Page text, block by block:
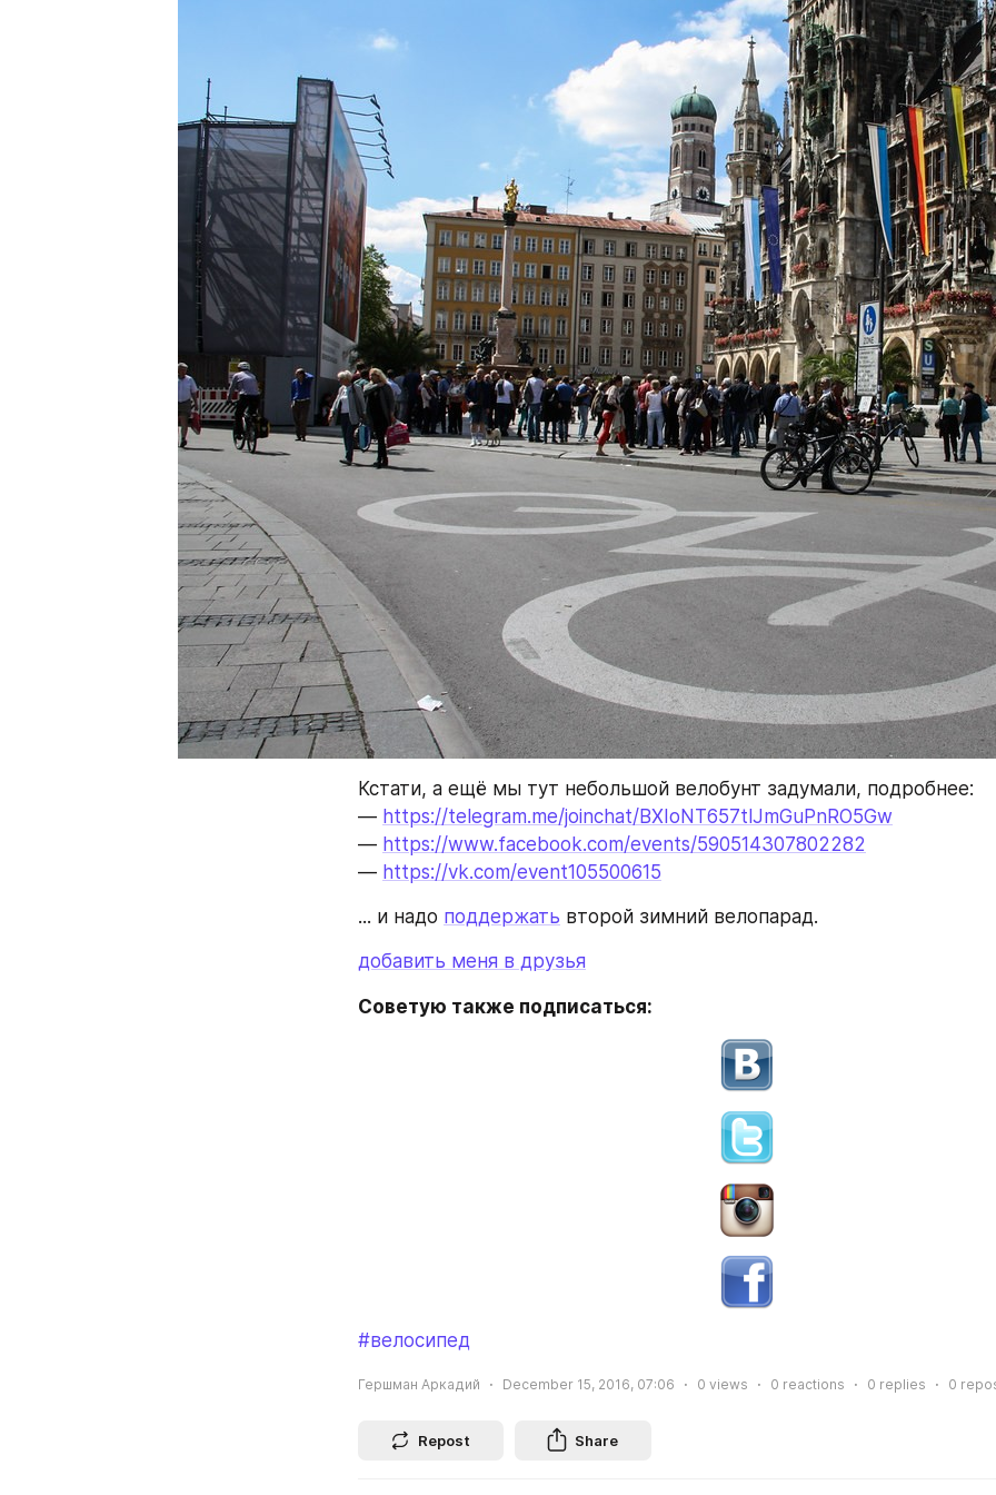
Кстати, а ещё мы тут небольшой велобунт задумали, подробнее:
— https://telegram.me/joinchat/BXIoNT657tlJmGuPnRO5Gw
— https://www.facebook.com/events/590514307802282
— https://vk.com/event105500615
... и надо поддержать второй зимний велопарад.
добавить меня в друзья
Советую также подписаться:
#велосипед
Гершман Аркадий December 15, 2016, 07:06 0 views 0 reactions 0 replies 0
Repost Share